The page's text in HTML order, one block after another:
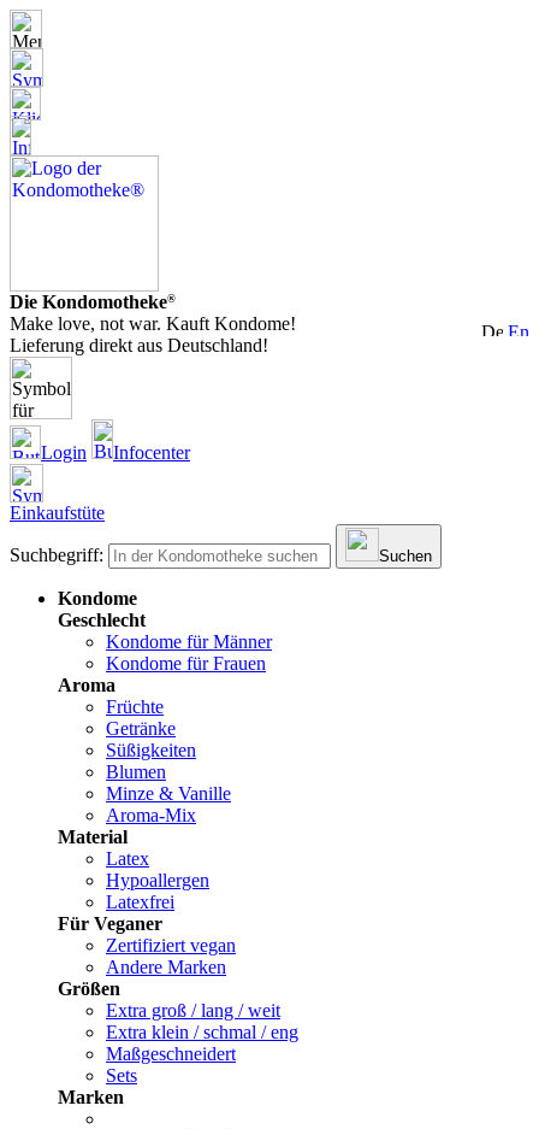
Die Kondomotheke®
Make love, not war. Kauft Kondome!
Lieferung direkt aus Deutschland!
Login Infocenter
Einkaufstüte
Suchbegriff: Suchen
Kondome
Geschlecht
Kondome für Männer
Kondome für Frauen
Aroma
Früchte
Getränke
Süßigkeiten
Blumen
Minze & Vanille
Aroma-Mix
Material
Latex
Hypoallergen
Latexfrei
Für Veganer
Zertifiziert vegan
Andere Marken
Größen
Extra groß / lang / weit
Extra klein / schmal / eng
Maßgeschneidert
Sets
Marken